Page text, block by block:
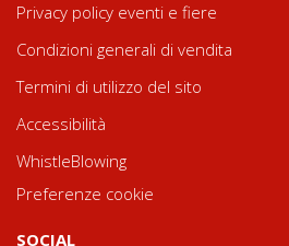
Privacy policy eventi e fiere
Condizioni generali di vendita
Termini di utilizzo del sito
Accessibilità
WhistleBlowing
Preferenze cookie
SOCIAL